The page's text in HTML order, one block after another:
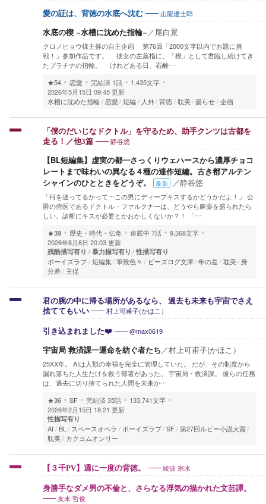
愛の証は、背徳の水底へ沈む 山龍遼士郎
水底の楔 −水槽に沈めた指輪−／尾白景
クロノヒョウ様主催の自主企画 第76回「2000文字以内でお題に挑
戦！」参加作品です。 ​彼女の左薬指に、「楔」として君臨し続けてき
たプラチナの指輪。 けれどある日、石鹸…
★54
恋愛 完結済 1話
1,435文字
2026年5月15日 09:45 更新
水槽に沈めた指輪 恋愛 短編 人外 背徳 耽美 曇らせ 企画
「僕のだいじなドクトル」を守るため、助手クンツは古都を
走る！／他3篇
静谷悠
【BL短編集】虚実の都―さっくりウェハースから濃厚チョコ
レートまで味わいの異なる４種の連作短編。古き都アルテン
シャインのひとときをどうぞ。
最新 ／静谷悠
「何を迷ってるかって…この男にディープキスするかどうかだよ！」 公
爵の侍医であるドクトル・ファルクナーは、どうやら麻薬を盛られたら
しい。診断にキスが必要とかおかしくないか？！ 「…
★39
歴史・時代・伝奇 連載中 7話
9,368文字
2026年8月8日 20:03 更新
残酷描写有り 暴力描写有り 性描写有り
ボーイズラブ 短編集 筆致色々 ビーズログ文庫 年の差 耽美 身
分差
主従
君の腕の中に帰る場所があるなら、 過去も未来も宇宙でさえ
捨ててもいい
村上可甫子(かほこ）
引き込まれました❤️ @max0619
宇宙局 救済課―運命を紡ぐ者たち／村上可甫子(かほこ）
25XX年。 AIは人類の幸福を完全に管理していた。 だが、その制度から
漏れ落ちた人生だけを救う部署があった。 宇宙局・救済課。 彼らの任務
は、過去に切り捨てられた人間を未来か…
★36
SF 完結済35話
133,741文字
2026年2月15日 18:21 更新
性描写有り
AI BL スペースオペラ ボーイズラブ SF 第27回ルビー小説大賞
耽美
カクヨムオンリー
【３千PV】週に一度の背徳。 綾波 宗水
身勝手なダメ男の不倫と、さらなる浮気の描かれた文芸譚。
友未 哲俊